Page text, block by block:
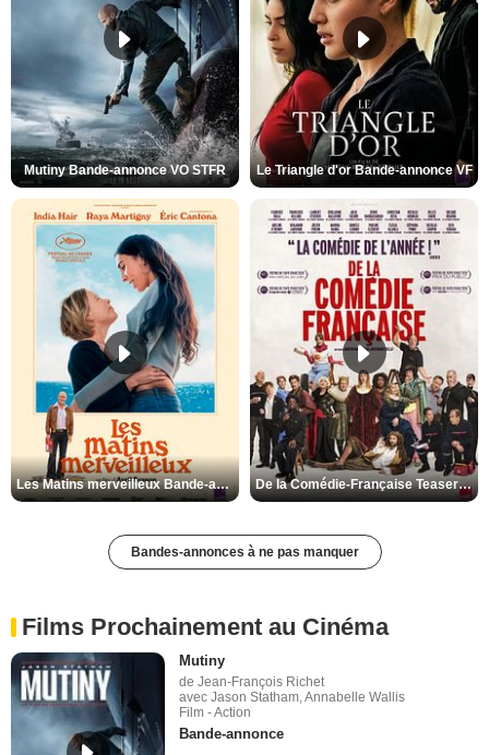
Mutiny Bande-annonce VO STFR Le Triangle d'or Bande-annonce VF
Les Matins merveilleux Bande-annonce VF De la Comédie-Française Teaser VF
Bandes-annonces à ne pas manquer
Films Prochainement au Cinéma
Mutiny
de Jean-François Richet
avec Jason Statham, Annabelle Wallis
Film - Action
Bande-annonce